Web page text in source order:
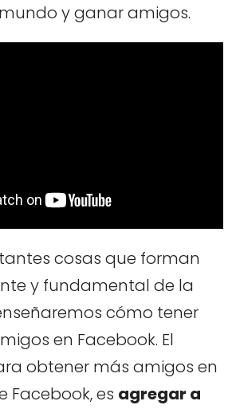
y ganar amigos.
cosas que forman
y fundamental de la
cómo tener
en Facebook. El
obtener más amigos en
Facebook, es agregar a